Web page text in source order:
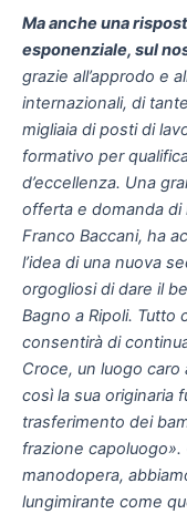
Ma anche una
esponenziale, sul
grazie all’approdo e
internazionali, di
migliaia di posti di
formativo per
d’eccellenza. Una
offerta e domanda di
Franco Baccani, ha
l’idea di una nuova
orgogliosi di dare il
Bagno a Ripoli. Tutto
consentirà di
Croce, un luogo
così la sua originaria
trasferimento dei
frazione capoluogo».
manodopera,
lungimirante come